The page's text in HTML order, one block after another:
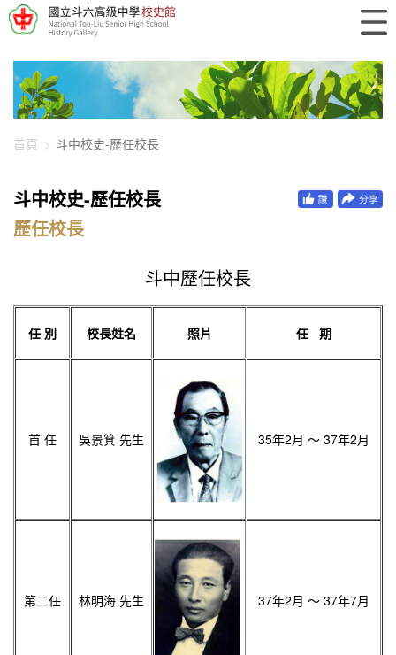
448-8344
首頁 斗中校史-歷任校長
斗中校史-歷任校長
歷任校長
斗中歷任校長
任 別 校長姓名 照片 任 期
首 任 吳景箕 先生 35年2月 ～ 37年2月
第二任 林明海 先生 37年2月 ～ 37年7月